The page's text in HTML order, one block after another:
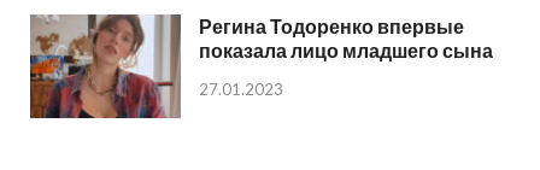
Регина Тодоренко впервые
показала лицо младшего сына
27.01.2023